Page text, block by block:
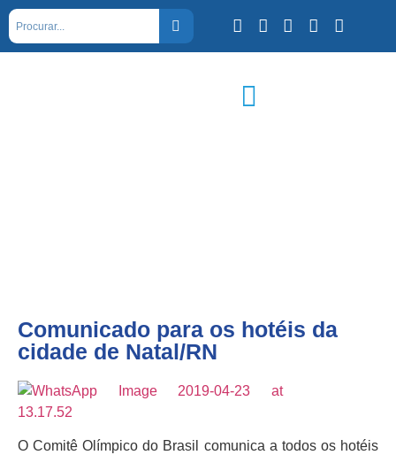
Comunicado para os hotéis da
cidade de Natal/RN
O Comitê Olímpico do Brasil comunica a todos os hotéis